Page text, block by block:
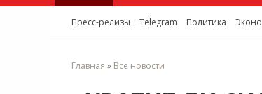
Пресс-релизы Telegram Политика
Главная » Все новости